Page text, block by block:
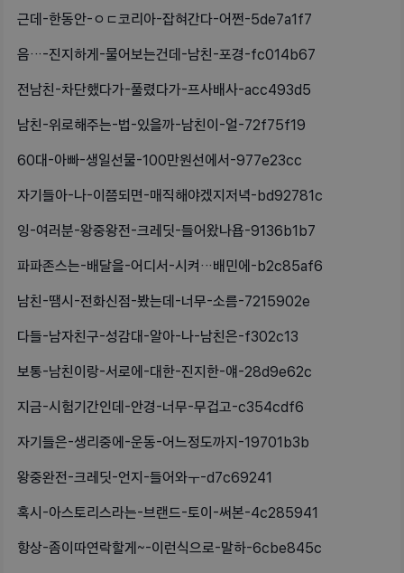
근데-한동안-ㅇㄷ코리아-잡혀간다-어쩐-5de7a1f7
음…-진지하게-물어보는건데-남친-포경-fc014b67
전남친-차단했다가-풀렸다가-프사배사-acc493d5
남친-위로해주는-법-있을까-남친이-얼-72f75f19
60대-아빠-생일선물-100만원선에서-977e23cc
자기들아-나-이쯤되면-매직해야겠지저녁-bd92781c
잉-여러분-왕중왕전-크레딧-들어왔나욥-9136b1b7
파파존스는-배달을-어디서-시켜…배민에-b2c85af6
남친-땜시-전화신점-봤는데-너무-소름-7215902e
다들-남자친구-성감대-알아-나-남친은-f302c13
보통-남친이랑-서로에-대한-진지한-얘-28d9e62c
지금-시험기간인데-안경-너무-무겁고-c354cdf6
자기들은-생리중에-운동-어느정도까지-19701b3b
왕중완전-크레딧-언지-들어와ㅜ-d7c69241
혹시-아스토리스라는-브랜드-토이-써본-4c285941
항상-좀이따연락할게~-이런식으로-말하-6cbe845c